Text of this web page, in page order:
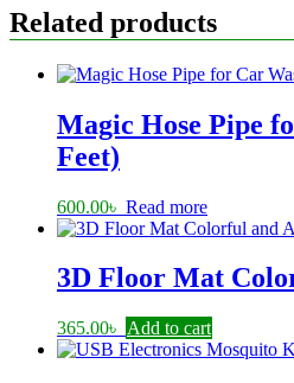
Related products
Magic Hose Pipe
Feet)
600.00৳ Read more
3D Floor Mat
365.00৳ Add to cart